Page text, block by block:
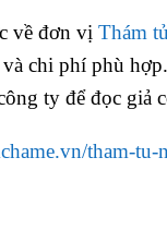
về đơn vị Thám
chi phí phù
ty để đọc giả
tham-